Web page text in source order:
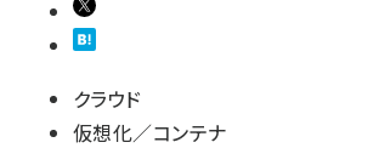
クラウド
仮想化／コンテナ